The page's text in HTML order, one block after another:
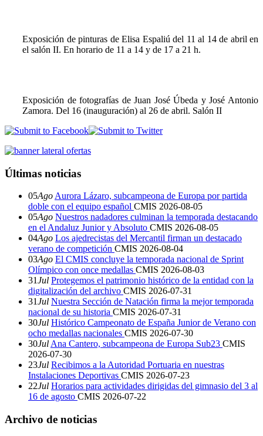
Exposición de pinturas de Elisa Espaliú del 11 al 14 de abril en
el salón II. En horario de 11 a 14 y de 17 a 21 h.
Exposición de fotografías de Juan José Úbeda y José Antonio
Zamora. Del 16 (inauguración) al 26 de abril. Salón II
Últimas noticias
05Ago Aurora Lázaro, subcampeona de Europa por partida
doble con el equipo español CMIS 2026-08-05
05Ago Nuestros nadadores culminan la temporada destacando
en el Andaluz Junior y Absoluto CMIS 2026-08-05
04Ago Los ajedrecistas del Mercantil firman un destacado
verano de competición CMIS 2026-08-04
03Ago El CMIS concluye la temporada nacional de Sprint
Olímpico con once medallas CMIS 2026-08-03
31Jul Protegemos el patrimonio histórico de la entidad con la
digitalización del archivo CMIS 2026-07-31
31Jul Nuestra Sección de Natación firma la mejor temporada
nacional de su historia CMIS 2026-07-31
30Jul Histórico Campeonato de España Junior de Verano con
ocho medallas nacionales CMIS 2026-07-30
30Jul Ana Cantero, subcampeona de Europa Sub23 CMIS
2026-07-30
23Jul Recibimos a la Autoridad Portuaria en nuestras
Instalaciones Deportivas CMIS 2026-07-23
22Jul Horarios para actividades dirigidas del gimnasio del 3 al
16 de agosto CMIS 2026-07-22
Archivo de noticias